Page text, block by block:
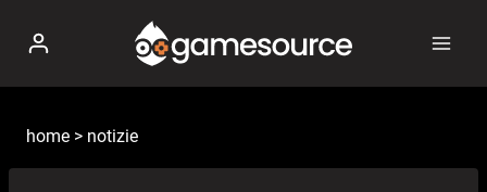
contenuto
home > notizie